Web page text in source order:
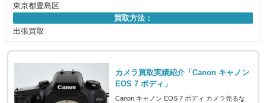
東京都豊島区
買取方法：
出張買取
カメラ買取実績紹介「Canon キャノン
EOS 7 ボディ」
Canon キャノン EOS 7 ボディ カメラ売るな